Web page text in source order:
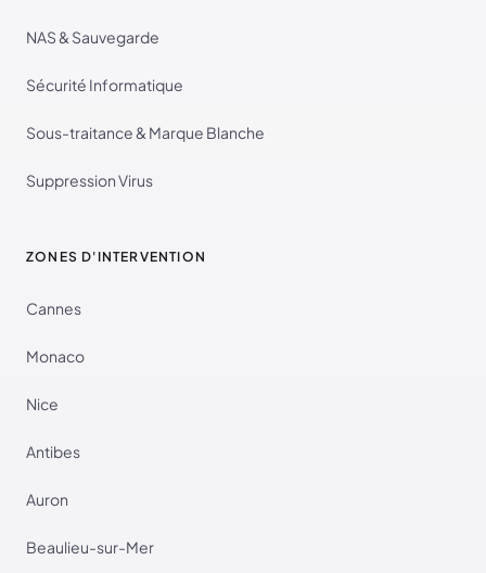
NAS & Sauvegarde
Sécurité Informatique
Sous-traitance & Marque Blanche
Suppression Virus
ZONES D'INTERVENTION
Cannes
Monaco
Nice
Antibes
Auron
Beaulieu-sur-Mer